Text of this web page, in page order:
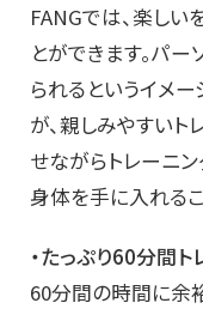
FANGでは、楽しい
とができます。パ
られるというイメ
が、親しみやすい
せながらトレーニ
身体を手に入れる
・たっぷり60分間
60分間の時間に余